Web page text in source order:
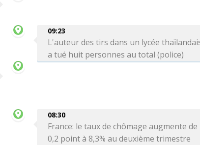
09:23
L'auteur des tirs dans un lycée
a tué huit personnes au total (police)
08:30
France: le taux de chômage augmente de
0,2 point à 8,3% au deuxième trimestre